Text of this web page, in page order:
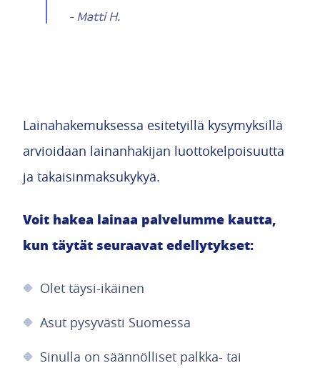
- Matti H.
Lainahakemuksessa esitetyillä kysymyksillä
arvioidaan lainanhakijan luottokelpoisuutta
ja takaisinmaksukykyä.
Voit hakea lainaa palvelumme kautta,
kun täytät seuraavat edellytykset:
Olet täysi-ikäinen
Asut pysyvästi Suomessa
Sinulla on säännölliset palkka- tai